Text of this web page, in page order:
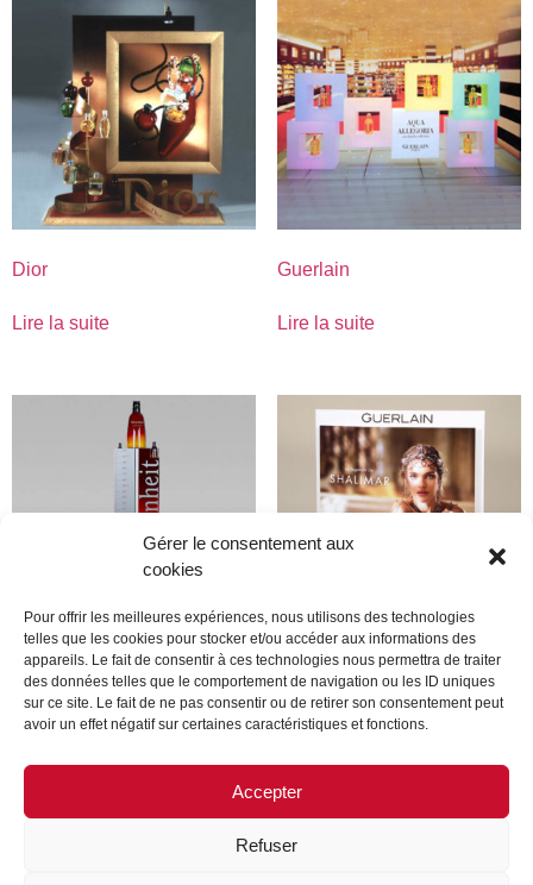
Gérer le consentement aux
cookies
Pour offrir les meilleures expériences, nous utilisons des technologies
telles que les cookies pour stocker et/ou accéder aux informations des
appareils. Le fait de consentir à ces technologies nous permettra de traiter
des données telles que le comportement de navigation ou les ID uniques
sur ce site. Le fait de ne pas consentir ou de retirer son consentement peut
avoir un effet négatif sur certaines caractéristiques et fonctions.
Accepter
Refuser
Dior
Lire la suite
Guerlain
Lire la suite
Dior
Lire la suite
Guerlain
Lire la suite